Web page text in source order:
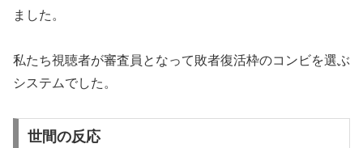
ました。
私たち視聴者が審査員となって敗者復活枠のコンビを選ぶ
システムでした。
世間の反応